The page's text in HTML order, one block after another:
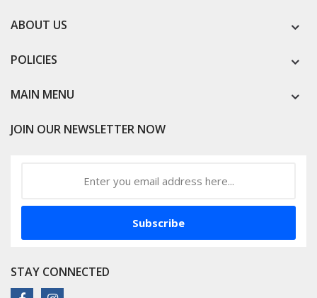
ABOUT US
POLICIES
MAIN MENU
JOIN OUR NEWSLETTER NOW
Subscribe
STAY CONNECTED